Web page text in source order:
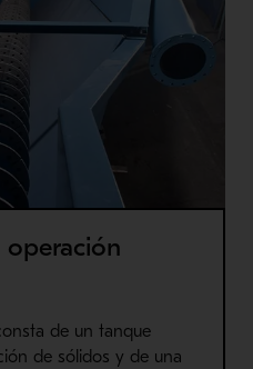
de un tanque
de sólidos y de una